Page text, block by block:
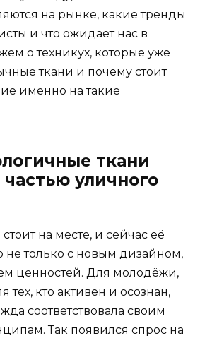
на рынке, какие тренды
и что ожидает нас в
о техникух, которые уже
ткани и почему стоит
именно на такие
ткани
частью уличного
на месте, и сейчас её
не только с новым дизайном,
ценностей. Для молодёжи,
тех, кто активен и осознан,
соответствовала своим
Так появился спрос на